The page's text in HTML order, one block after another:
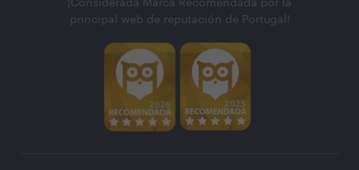
¡Considerada Marca Recomendada por la
principal web de reputación de Portugal!